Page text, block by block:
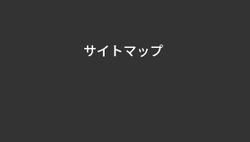
サイトマップ